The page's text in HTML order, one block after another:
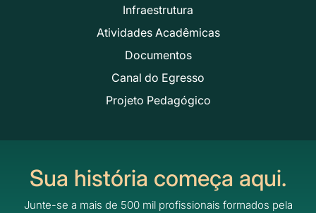
Infraestrutura
Atividades Acadêmicas
Documentos
Canal do Egresso
Projeto Pedagógico
Sua história começa aqui.
Junte-se a mais de 500 mil profissionais formados pela